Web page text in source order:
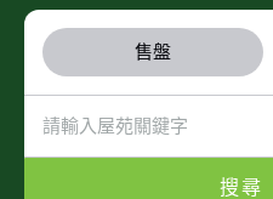
售盤
搜尋